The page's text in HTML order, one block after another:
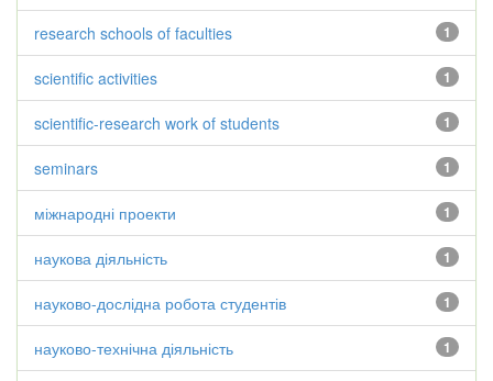
1
research schools of faculties
1
scientific activities
1
scientific-research work of students
1
seminars
1
міжнародні проекти
1
наукова діяльність
1
науково-дослідна робота студентів
1
науково-технічна діяльність